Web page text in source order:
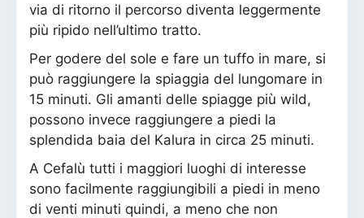
via di ritorno il percorso diventa leggermente
più ripido nell’ultimo tratto.
Per godere del sole e fare un tuffo in mare, si
può raggiungere la spiaggia del lungomare in
15 minuti. Gli amanti delle spiagge più wild,
possono invece raggiungere a piedi la
splendida baia del Kalura in circa 25 minuti.
A Cefalù tutti i maggiori luoghi di interesse
sono facilmente raggiungibili a piedi in meno
di venti minuti quindi, a meno che non